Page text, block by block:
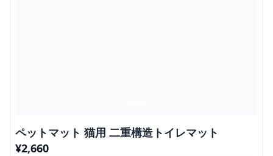
ペットマット 猫用 二重構造トイレマット
¥2,660